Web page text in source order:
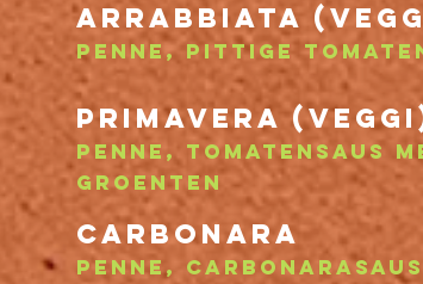
ar rabbiata
penne, pittige
Primavera
penne, tomatensaus
groenten
carbonara
penne,